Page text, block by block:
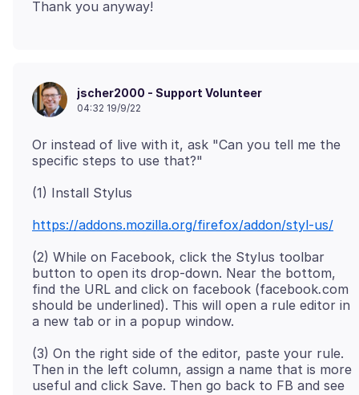
jscher2000 - Support Volunteer
04:32 19/9/22
Or instead of live with it, ask "Can you tell me the
https://addons.mozilla.org/firefox/addon/styl-us/
(2) While on Facebook, click the Stylus toolbar
button to open its drop-down. Near the bottom,
find the URL and click on facebook (facebook.com
should be underlined). This will open a rule editor in
(3) On the right side of the editor, paste your rule.
Then in the left column, assign a name that is more
useful and click Save. Then go back to FB and see